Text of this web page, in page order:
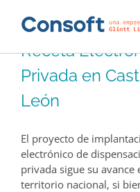
Inicio
Farmatic
Servicios
Receta
Privada en
León
El proyecto de
electrónico de
privada sigue su avance
territorio nacional, si